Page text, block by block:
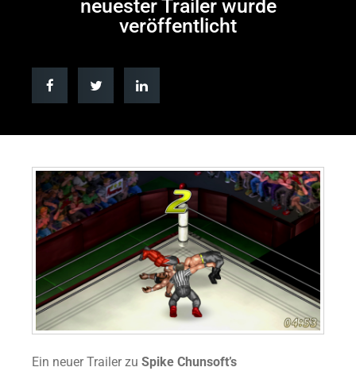
neuester Trailer wurde
veröffentlicht
Ein neuer Trailer zu Spike Chunsoft’s